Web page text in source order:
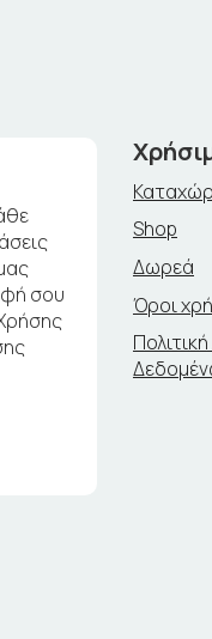
σου
Shop
Δωρεά
Όροι